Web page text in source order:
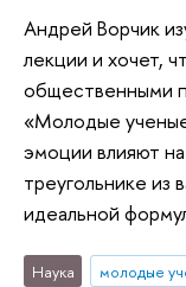
Андрей Ворчик
лекции и хочет,
общественными
«Молодые
эмоции влияют
треугольнике из
идеальной
Наука молодые